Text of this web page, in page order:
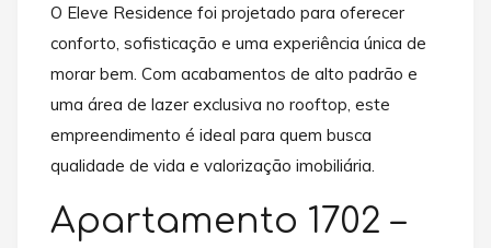
O Eleve Residence foi projetado para oferecer
conforto, sofisticação e uma experiência única de
morar bem. Com acabamentos de alto padrão e
uma área de lazer exclusiva no rooftop, este
empreendimento é ideal para quem busca
qualidade de vida e valorização imobiliária.
Apartamento 1702 –